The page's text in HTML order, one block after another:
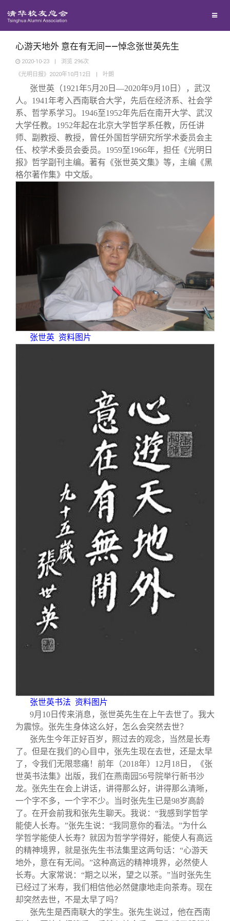
西南联大校友会
义工计划
新媒体平台
青春风采
校友文苑
校友讲坛
校友视界
校友服务
信息化服务
三创大赛
总会简介
会长致辞
理事会名单
联系我们
心游天地外 意在有无间——悼念张世英先生
2020-10-23 | 浏览 296次
《光明日报》2020年10月12日
| 叶朗
张世英（1921年5月20日—2020年9月10日），武汉
人。1941年考入西南联合大学，先后在经济系、社会学
系、哲学系学习。1946至1952年先后在南开大学、武汉
大学任教。1952年起在北京大学哲学系任教，历任讲
师、副教授、教授，曾任外国哲学研究所学术委员会主
任、校学术委员会委员。1959至1966年，担任《光明日
报》哲学副刊主编。著有《张世英文集》等，主编《黑
格尔著作集》中文版。
张世英 资料图片
张世英书法 资料图片
9月10日传来消息，张世英先生在上午去世了。我大
为震惊。张先生身体这么好，怎么会突然去世？
张先生今年正好百岁，照过去的观念，当然是长寿
了。但是在我们的心目中，张先生现在去世，还是太早
了，令我们无限悲痛！前年（2018年）12月18日，《张
世英书法集》出版，我们在燕南园56号院举行新书沙
龙。张先生在会上讲话，讲得那么好，讲得那么清晰，
一个字不多，一个字不少。当时张先生已是98岁高龄
了。在开会前我和张先生聊天。我说：“我感到学哲学
能使人长寿。”张先生说：“我同意你的看法。”为什么
学哲学能使人长寿？就因为哲学学得好，能使人有高远
的精神境界，就是张先生书法集里这两句话：“心游天
地外，意在有无间。”这种高远的精神境界，必然使人
长寿。大家常说：“期之以米，望之以茶。”当时张先生
已经过了米寿，我们相信他必然健康地走向茶寿。现在
却突然去世，不是太早了吗？
张先生是西南联大的学生。张先生说过，他在西南